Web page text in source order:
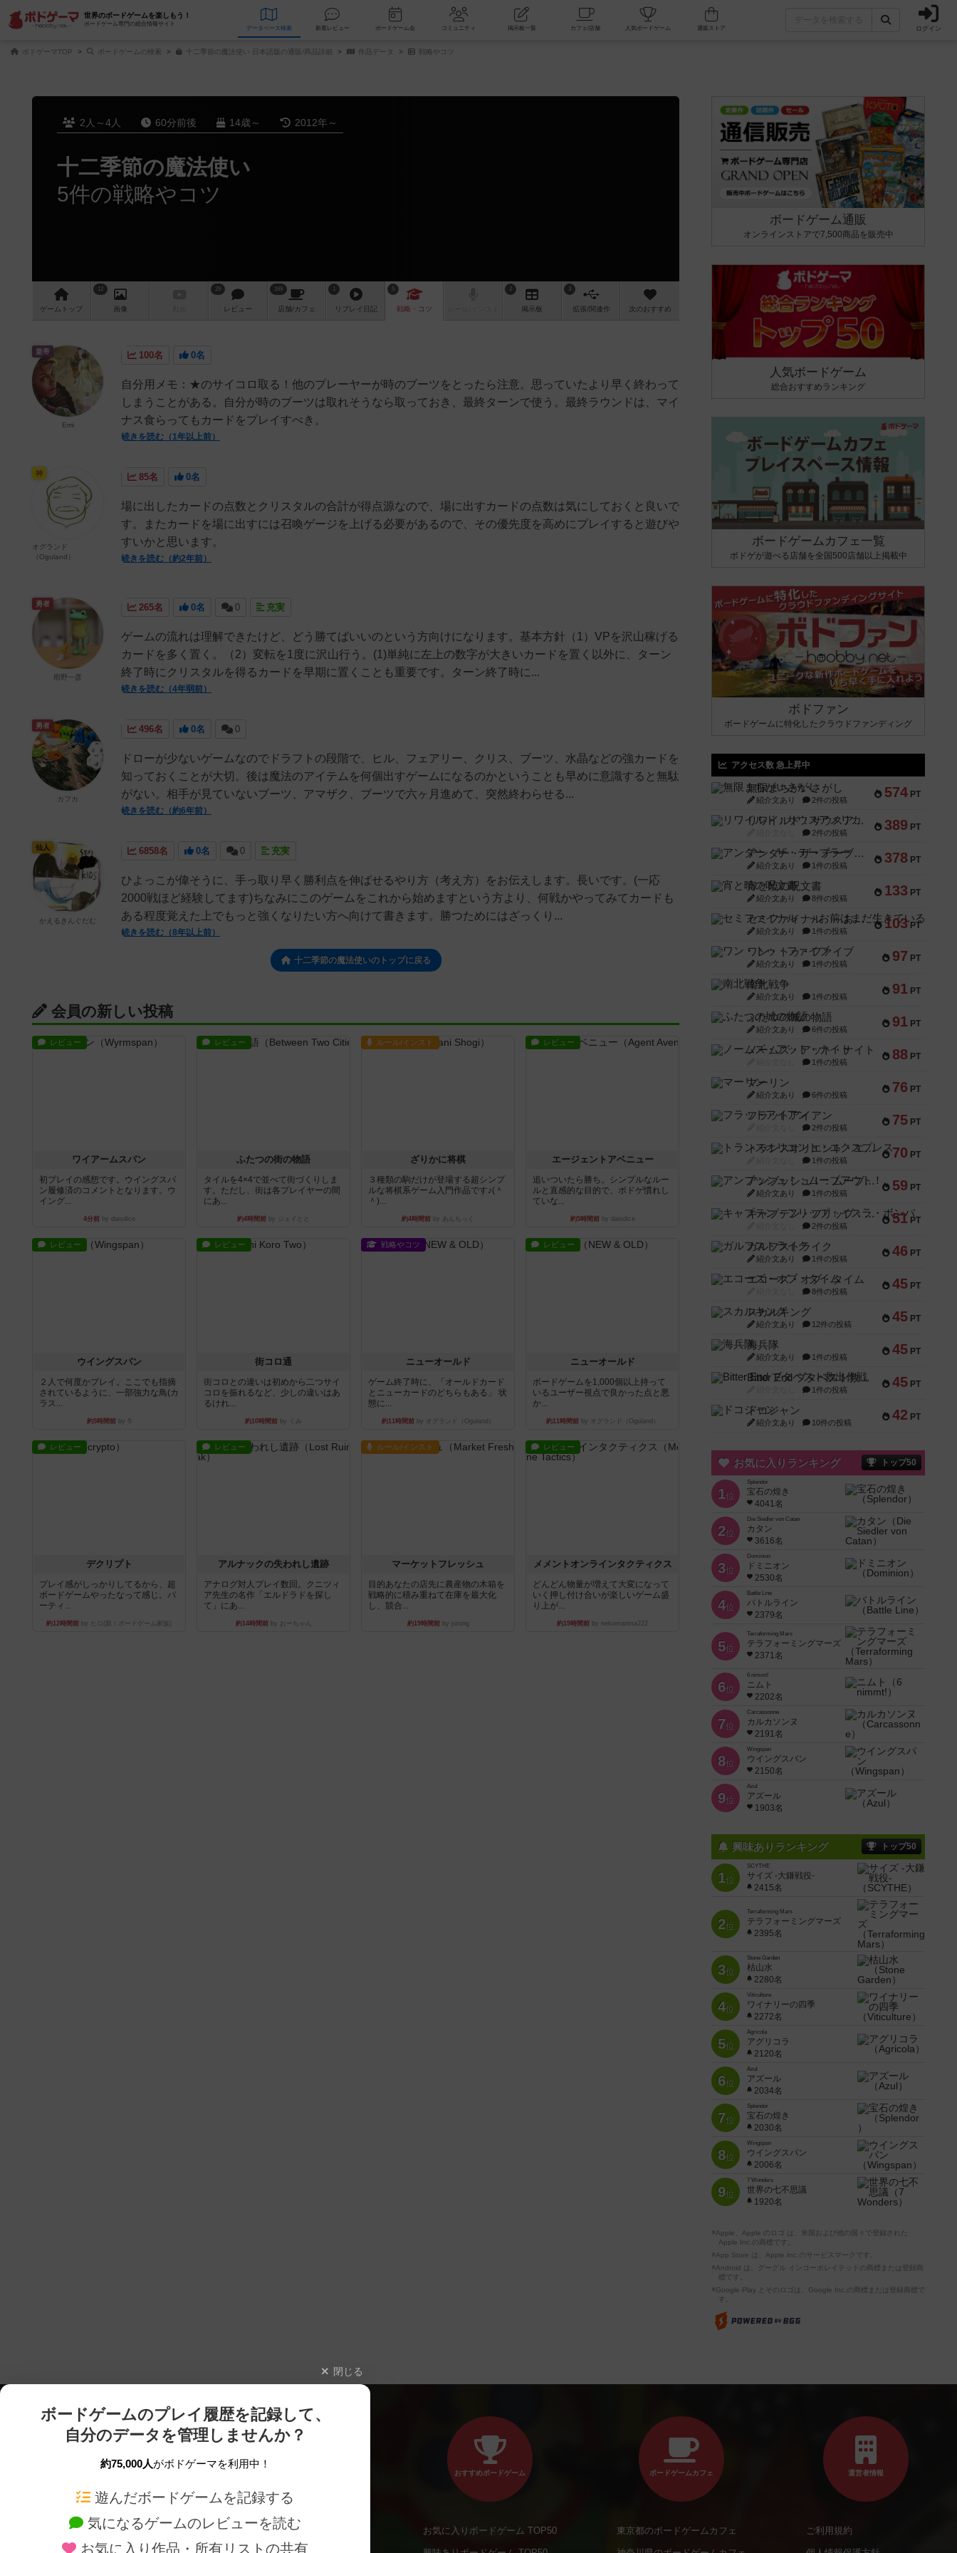
世界のボードゲームを楽しもう！
ボードゲーム専門の総合情報サイト
データベース 検索 新着レビュー ボードゲーム会 コミュニティ 掲示板一覧 カフェ/店舗 人気ボードゲーム ログイン
ボドゲーマTOP ボードゲームの検索 十二季節の魔法使い 日本語版の通販/商品詳細 作品データ 戦略やコツ
2人～4人 60分前後 14歳～ 2012年～
十二季節の魔法使い
5件の戦略やコツ
ゲーム トップ
12
画像
29
レビュー
169
店舗/カフェ
1
リプレイ 日記
5
戦略 ・コツ
2
掲示板
3
拡張/関連作 次のおすすめ
100名 0名
自分用メモ：★のサイコロ取る！他のプレーヤーが時のブーツをとったら注意。思っていたより早く終わって
しまうことがある。自分が時のブーツは取れそうなら取っておき、最終ターンで使う。最終ラウンドは、マイ
ナス食らってもカードをプレイすべき。
続きを読む（1年以上前）
皇帝
Emi
85名 0名
場に出したカードの点数とクリスタルの合計が得点源なので、場に出すカードの点数は気にしておくと良いで
す。またカードを場に出すには召喚ゲージを上げる必要があるので、その優先度を高めにプレイすると遊びや
すいかと思います。
続きを読む（約2年前）
神
オグランド
（Oguland）
265名 0名 0 充実
ゲームの流れは理解できたけど、どう勝てばいいのという方向けになります。基本方針（1）VPを沢山稼げる
カードを多く置く。（2）変転を1度に沢山行う。(1)単純に左上の数字が大きいカードを置く以外に、ターン
終了時にクリスタルを得るカードを早期に置くことも重要です。ターン終了時に...
続きを読む（4年弱前）
勇者
雨野一彦
496名 0名 0
ドローが少ないゲームなのでドラフトの段階で、ヒル、フェアリー、クリス、ブーツ、水晶などの強カードを
知っておくことが大切。後は魔法のアイテムを何個出すゲームになるのかということも早めに意識すると無駄
がない。相手が見ていないブーツ、アマザク、ブーツで六ヶ月進めて、突然終わらせる...
続きを読む（約6年前）
勇者
カフカ
6858名 0名 0 充実
ひよっこが偉そうに、手っ取り早く勝利点を伸ばせるやり方（考え方）をお伝えします。長いです。(一応
2000戦ほど経験してます)ちなみにこのゲームをこれから始めますという方より、何戦かやってみてカードも
ある程度覚えた上でもっと強くなりたい方へ向けて書きます。勝つためにはざっくり...
続きを読む（8年以上前）
仙人
かえるきんぐだむ
十二季節の魔法使いのトップに戻る
会員の新しい投稿
レビュー
ワイアームスパン
初プレイの感想です。ウイングスパ
ン履修済のコメントとなります。ウ
イング...
4分前by daisdice
レビュー
ふたつの街の物語
タイルを4×4で並べて街づくりしま
す。ただし、街は各プレイヤーの間
にあ...
約4時間前 by ジェイとと
ルール/インスト
ざりかに将棋
３種類の駒だけが登場する超シンプ
ルな将棋系ゲーム入門作品です♪(＾
＾)...
約4時間前 by あんちっく
レビュー
エージェントアベニュー
追いついたら勝ち。シンプルなルー
ルと直感的な目的で、ボドゲ慣れし
ていな...
約5時間前by daisdice
レビュー
ウイングスパン
２人で何度かプレイ。ここでも指摘
されているように、一部強力な鳥(カ
ラス...
約5時間前by S
レビュー
街コロ通
街コロとの違いは初めから二つサイ
コロを振れるなど、少しの違いはあ
るけれ...
約10時間前 by くみ
戦略やコツ
ニューオールド
ゲーム終了時に、「オールドカード
とニューカードのどちらもある」 状
態に...
約11時間前by オグランド（Oguland）
レビュー
ニューオールド
ボードゲームを1,000個以上持って
いるユーザー視点で良かった点と悪
か...
約11時間前by オグランド（Oguland）
レビュー
デクリプト
プレイ感がしっかりしてるから、超
ボードゲームやったなって感じ。パ
ーティ...
約12時間前 by ヒロ(新！ボードゲーム家族)
レビュー
アルナックの失われし遺跡
アナログ対人プレイ数回。クニツィ
ア先生の名作「エルドラドを探し
て」にあ...
約14時間前by おーちゃん
ルール/インスト
マーケットフレッシュ
目的あなたの店先に農産物の木箱を
戦略的に積み重ねて在庫を最大化
し、競合...
約19時間前by jurong
レビュー
メメントオンラインタクティクス
どんどん物量が増えて大変になって
いく押し付け合いが楽しいゲーム盛
り上が...
約19時間前 by nekomanma222
ボードゲーム通販
オンラインストアで7,500商品を販売中
人気ボードゲーム
総合おすすめランキング
ボードゲームカフェ一覧
ボドゲが遊べる店舗を全国500店舗以上掲載中
ボドファン
ボードゲームに特化したクラウドファンディング
アクセス数 急上昇中
574 PT
無限まちがいさがし
紹介文あり 2件の投稿
389 PT
リワイルド：サウスアメリカ
2件の投稿
378 PT
アンダー・ザ・テーブラー
紹介文あり 1件の投稿
133 PT
宵と暁の呪文書
紹介文あり 8件の投稿
103 PT
セミファイナル ～お前はまだ生きている～
紹介文あり 1件の投稿
97 PT
ワン・トゥ・ファイブ
紹介文あり 1件の投稿
91 PT
南北戦争
紹介文あり 1件の投稿
91 PT
ふたつの城の物語
紹介文あり 6件の投稿
88 PT
ノームズ・アット・ナイト
1件の投稿
76 PT
マーリン
紹介文あり 6件の投稿
75 PT
フラットアイアン
2件の投稿
70 PT
トランスオリエント・エクスプレス
1件の投稿
59 PT
アンブッシュ！：ムーブアウト！
紹介文あり 1件の投稿
51 PT
キャプテン・フリップ：イスラ・ボンバ
2件の投稿
46 PT
ガルフストライク
紹介文あり 1件の投稿
45 PT
エコーズ・オブ・タイム
8件の投稿
45 PT
スカルキング
紹介文あり 12件の投稿
45 PT
海兵隊
紹介文あり 1件の投稿
45 PT
Bitter End ブタペスト救出作戦
1件の投稿
42 PT
ドコジャン
紹介文あり 10件の投稿
お気に入りランキング トップ50
1位
Splendor
宝石の煌き
4041名
2位
Die Siedler von Catan
カタン
3616名
3位
Dominion
ドミニオン
2530名
4位
Battle Line
バトルライン
2379名
5位
Terraforming Mars
テラフォーミングマーズ
2371名
6位
6 nimmt!
ニムト
2202名
7位
Carcassonne
カルカソンヌ
2191名
8位
Wingspan
ウイングスパン
2150名
9位
Azul
アズール
1903名
興味ありランキング トップ50
1位
SCYTHE
サイズ -大鎌戦役-
2415名
2位
Terraforming Mars
テラフォーミングマーズ
2395名
3位
Stone Garden
枯山水
2280名
4位
Viticulture
ワイナリーの四季
2272名
5位
Agricola
アグリコラ
2120名
6位
Azul
アズール
2034名
7位
Splendor
宝石の煌き
2030名
8位
Wingspan
ウイングスパン
2006名
9位
7 Wonders
世界の七不思議
1920名
※Apple、Apple のロゴ は、米国および他の国々で登録された
Apple Inc.の商標です。
※App Store は、Apple Inc.のサービスマークです。
※Android は、グーグル インコーポレイテッドの商標または登録商
標です。
※Google Play とそのロゴは、Google Inc.の商標または登録商標で
す。
閉じる
ボードゲームのプレイ履歴を記録して、
自分のデータを管理しませんか？
約75,000人がボドゲーマを利用中！
遊んだボードゲームを記録する
気になるゲームのレビューを読む
お気に入り作品・所有リストの共有
ボードゲームを検索する 新作・再入荷情報
おすすめボードゲーム
お気に入りボードゲーム TOP50
ボードゲームカフェ
東京都のボードゲームカフェ
運営者情報
ご利用規約